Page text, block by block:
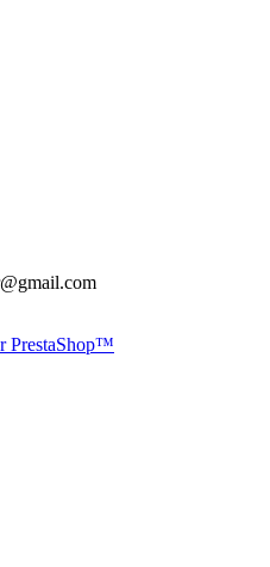
PrestaShop™